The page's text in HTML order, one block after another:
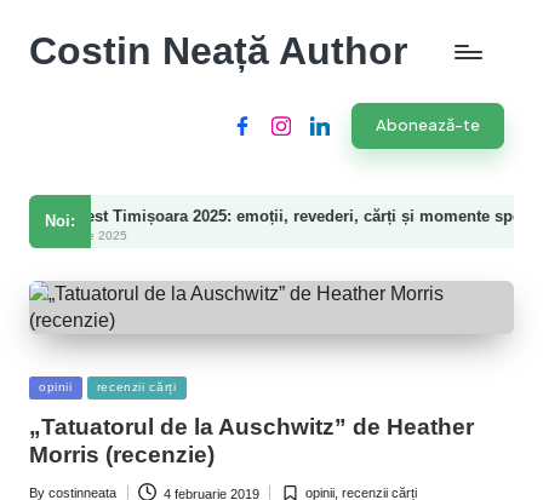
Costin Neață Author
FacebookInstagramLinkedIn Abonează-te
Noi:
Timișoara 2025: emoții, revederi, cărți și momente speciale
Posted
in
opinii recenzii cărți
„Tatuatorul de la Auschwitz” de Heather
Morris (recenzie)
By costinneata 4 februarie 2019 opinii ,recenzii cărți